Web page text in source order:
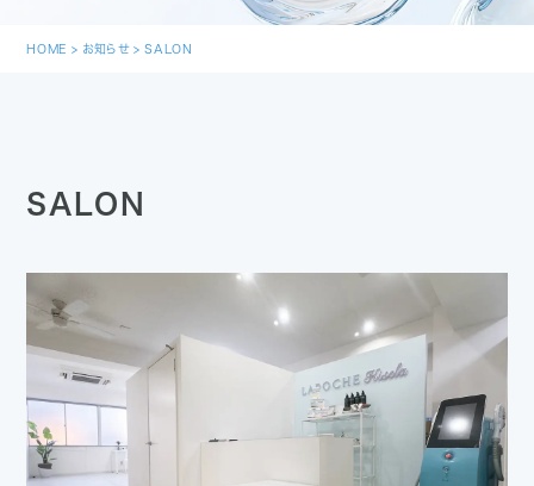
HOME > お知らせ>SALON
SALON